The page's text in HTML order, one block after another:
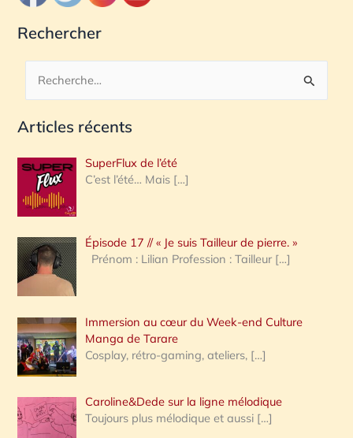
Rechercher
c
e
r
c
h
e
:
Articles récents
SuperFlux de l’été
C’est l’été… Mais […]
Épisode 17 // « Je suis Tailleur de pierre. »
Prénom : Lilian Profession : Tailleur […]
Immersion au cœur du Week-end Culture
Manga de Tarare
Cosplay, rétro-gaming, ateliers, […]
Caroline&Dede sur la ligne mélodique
Toujours plus mélodique et aussi […]